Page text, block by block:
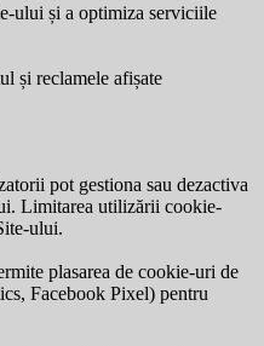
ului și a optimiza serviciile
și reclamele afișate
pot gestiona sau dezactiva
Limitarea utilizării cookie-
ului.
plasarea de cookie-uri de
Facebook Pixel) pentru